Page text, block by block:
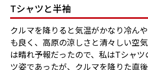
Tシャツと半袖
クルマを降りると気温がかなり冷ん
も良く、高原の涼しさと清々しい空
は晴れ予報だったので、私はTシャツ
ツ姿であったが、クルマを降りた直